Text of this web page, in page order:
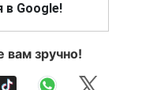
в Google!
вам зручно!